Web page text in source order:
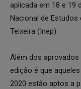
aplicada em 18 e 19
Nacional de Estudos
Teixeira (Inep).
Além dos aprovados
edição é que
2020 estão aptos a